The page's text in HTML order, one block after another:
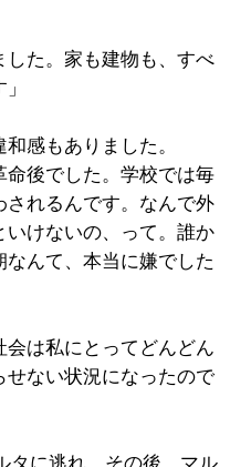
た。家も建物も、すべ
感もありました。
後でした。学校では毎
れるんです。なんで外
いけないの、って。誰か
んて、本当に嫌でした
は私にとってどんどん
ない状況になったので